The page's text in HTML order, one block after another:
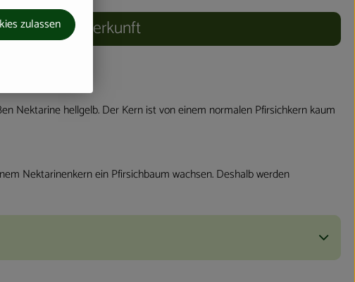
Herkunft
Nektarine hellgelb. Der Kern ist von einem normalen Pfirsichkern kaum
Nektarinenkern ein Pfirsichbaum wachsen. Deshalb werden
zulassen